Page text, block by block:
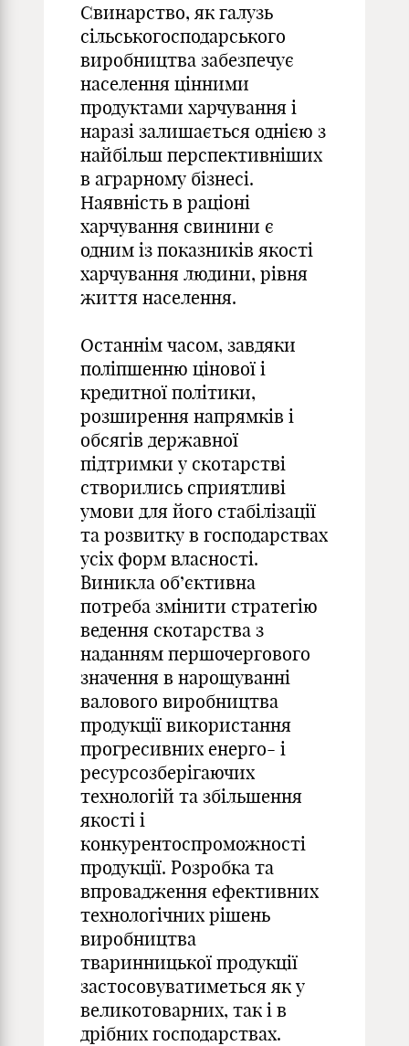
Свинарство, як галузь
сільськогосподарського
виробництва забезпечує
населення цінними
продуктами харчування і
наразі залишається однією з
найбільш перспективніших
в аграрному бізнесі.
Наявність в раціоні
харчування свинини є
одним із показників якості
харчування людини, рівня
життя населення.
Останнім часом, завдяки
поліпшенню цінової і
кредитної політики,
розширення напрямків і
обсягів державної
підтримки у скотарстві
створились сприятливі
умови для його стабілізації
та розвитку в господарствах
усіх форм власності.
Виникла об’єктивна
потреба змінити стратегію
ведення скотарства з
наданням першочергового
значення в нарощуванні
валового виробництва
продукції використання
прогресивних енерго- і
ресурсозберігаючих
технологій та збільшення
якості і
конкурентоспроможності
продукції. Розробка та
впровадження ефективних
технологічних рішень
виробництва
тваринницької продукції
застосовуватиметься як у
великотоварних, так і в
дрібних господарствах.